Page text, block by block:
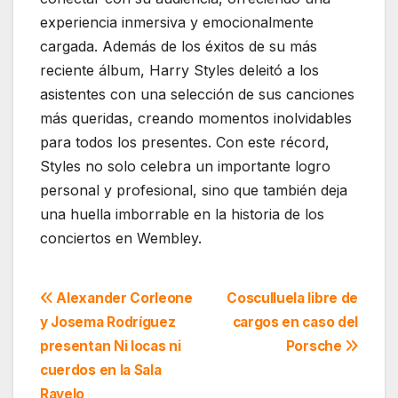
experiencia inmersiva y emocionalmente
cargada. Además de los éxitos de su más
reciente álbum, Harry Styles deleitó a los
asistentes con una selección de sus canciones
más queridas, creando momentos inolvidables
para todos los presentes. Con este récord,
Styles no solo celebra un importante logro
personal y profesional, sino que también deja
una huella imborrable en la historia de los
conciertos en Wembley.
Navegación
de
entradas
Cosculluela libre de
cargos en caso del
Porsche
Alexander Corleone
y Josema Rodríguez
presentan Ni locas ni
cuerdos en la Sala
Ravelo